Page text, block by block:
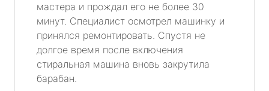
мастера и прождал его не более 30
минут. Специалист осмотрел машинку и
принялся ремонтировать. Спустя не
долгое время после включения
стиральная машина вновь закрутила
барабан.